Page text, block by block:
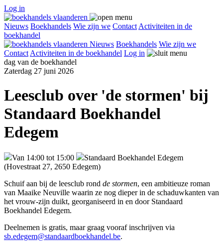
Log in
Nieuws Boekhandels Wie zijn we Contact Activiteiten in de
boekhandel
Nieuws Boekhandels Wie zijn we
Contact Activiteiten in de boekhandel Log in
dag van de boekhandel
Zaterdag 27 juni 2026
Leesclub over 'de stormen' bij
Standaard Boekhandel
Edegem
Van 14:00 tot 15:00
Standaard Boekhandel Edegem
(Hovestraat 27, 2650 Edegem)
Schuif aan bij de leesclub rond de stormen, een ambitieuze roman
van Maaike Neuville waarin ze nog dieper in de schaduwkanten van
het vrouw-zijn duikt, georganiseerd in en door Standaard
Boekhandel Edegem.
Deelnemen is gratis, maar graag vooraf inschrijven via
sb.edegem@standaardboekhandel.be.